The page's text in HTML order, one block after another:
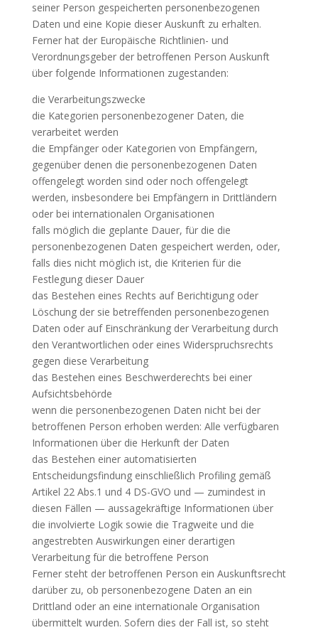
seiner Person gespeicherten personenbezogenen
Daten und eine Kopie dieser Auskunft zu erhalten.
Ferner hat der Europäische Richtlinien- und
Verordnungsgeber der betroffenen Person Auskunft
über folgende Informationen zugestanden:
die Verarbeitungszwecke
die Kategorien personenbezogener Daten, die
verarbeitet werden
die Empfänger oder Kategorien von Empfängern,
gegenüber denen die personenbezogenen Daten
offengelegt worden sind oder noch offengelegt
werden, insbesondere bei Empfängern in Drittländern
oder bei internationalen Organisationen
falls möglich die geplante Dauer, für die die
personenbezogenen Daten gespeichert werden, oder,
falls dies nicht möglich ist, die Kriterien für die
Festlegung dieser Dauer
das Bestehen eines Rechts auf Berichtigung oder
Löschung der sie betreffenden personenbezogenen
Daten oder auf Einschränkung der Verarbeitung durch
den Verantwortlichen oder eines Widerspruchsrechts
gegen diese Verarbeitung
das Bestehen eines Beschwerderechts bei einer
Aufsichtsbehörde
wenn die personenbezogenen Daten nicht bei der
betroffenen Person erhoben werden: Alle verfügbaren
Informationen über die Herkunft der Daten
das Bestehen einer automatisierten
Entscheidungsfindung einschließlich Profiling gemäß
Artikel 22 Abs.1 und 4 DS-GVO und — zumindest in
diesen Fällen — aussagekräftige Informationen über
die involvierte Logik sowie die Tragweite und die
angestrebten Auswirkungen einer derartigen
Verarbeitung für die betroffene Person
Ferner steht der betroffenen Person ein Auskunftsrecht
darüber zu, ob personenbezogene Daten an ein
Drittland oder an eine internationale Organisation
übermittelt wurden. Sofern dies der Fall ist, so steht